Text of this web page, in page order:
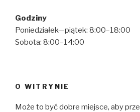
Godziny
Poniedziałek—piątek: 8:00–18:00
Sobota: 8:00–14:00
O WITRYNIE
Może to być dobre miejsce, aby